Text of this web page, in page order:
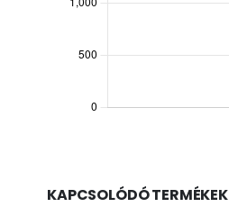
KAPCSOLÓDÓ TERMÉKEK